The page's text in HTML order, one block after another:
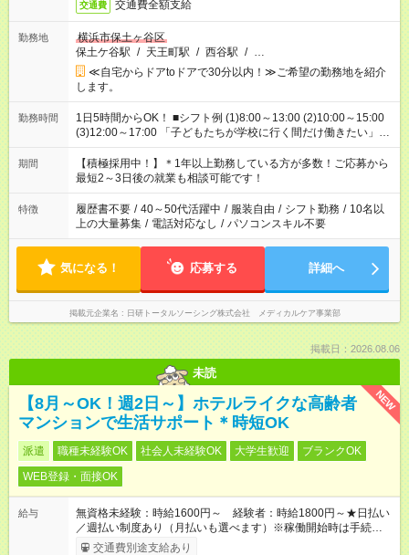
交通費 交通費全額支給
勤務地
横浜市保土ヶ谷区
保土ケ谷駅 / 天王町駅 / 西谷駅 / …
≪自宅からドアtoドアで30分以内！≫ご希望の勤務地を紹介
します。
勤務時間
1日5時間からOK！ ■シフト例 (1)8:00～13:00 (2)10:00～15:00
(3)12:00～17:00 「子どもたちが学校に行く間だけ働きたい」
「余裕を持って夕飯の準備がしたい」 「午前中は働いて、午後
はプライベートの時間にしたい」 など、ご希望を教えてくださ
いね。 ※Wワーク希望の方へ 今ご覧のお仕事で希望する勤務時
間と、もう1つのお仕事の勤務時間。 合計で週40時間を超える
場合は応募できません。
期間
【積極採用中！】＊1年以上勤務している方が多数！ご応募から
最短2～3日後の就業も相談可能です！
特徴 履歴書不要 / 40～50代活躍中 / 服装自由 / シフト勤務 / 10名以
上の大量募集 / 電話対応なし / パソコンスキル不要
気になる！ 応募する 詳細へ
掲載元企業名 日研トータルソーシング株式会社 メディカルケア事業部
掲載日：2026.08.06
未読
NEW
【8月～OK！週2日～】ホテルライクな高齢者
マンションで生活サポート＊時短OK
派遣 職種未経験OK 社会人未経験OK 大学生歓迎
ブランクOK
WEB登録・面接OK
給与
無資格未経験：時給1600円～ 経験者：時給1800円～★日払い
／週払い制度あり（月払いも選べます）※稼働開始時は手続き完
了次第のお支払いとなります。
交通費別途支給あり